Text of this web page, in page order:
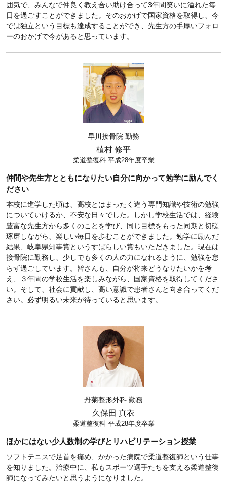
囲気で、みんなで仲良く教え合い助け合って3年間笑いに溢れた毎
日を過ごすことができました。そのおかげで国家資格を取得し、今
では独立という目標も達成することができ、先生方の手厚いフォロ
ーのおかげで今があると思っています。
早川接骨院 勤務
植村 修平
柔道整復科 平成28年度卒業
仲間や先生方とともになりたい自分に向かって勉学に励んでく
ださい
本校に進学した頃は、高校とはまったく違う専門知識や技術の勉強
についていけるか、不安な日々でした。しかし学校生活では、経験
豊富な先生方から多くのことを学び、同じ目標をもった同期と切磋
琢磨しながら、楽しい毎日を歩むことができました。勉学に励んだ
結果、岐阜県知事賞というすばらしい賞もいただきました。現在は
接骨院に勤務し、少しでも多くの人の力になれるように、勉強を怠
らず過ごしています。皆さんも、自分が将来どうなりたいかを考
え、３年間の学校生活を楽しみながら、国家資格を取得してくださ
い。そして、社会に貢献し、高い意識で患者さんと向き合ってくだ
さい。必ず明るい未来が待っていると思います。
丹菊整形外科 勤務
久保田 真衣
柔道整復科 平成28年度卒業
ほかにはない少人数制の学びとリハビリテーション授業
ソフトテニスで足首を痛め、かかった病院で柔道整復師という仕事
を知りました。治療中に、私もスポーツ選手たちを支える柔道整復
師になってみたいと思うようになりました。